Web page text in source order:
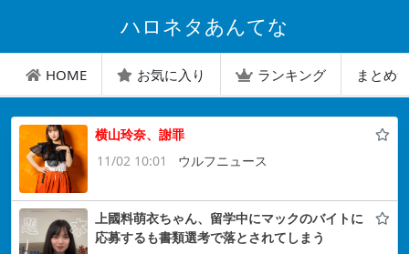
ハロネタあんてな
HOME お気に入り ランキング まとめ
横山玲奈、謝罪
11/02 10:01
ウルフニュース
上國料萌衣ちゃん、留学中にマックのバイトに
応募するも書類選考で落とされてしまう